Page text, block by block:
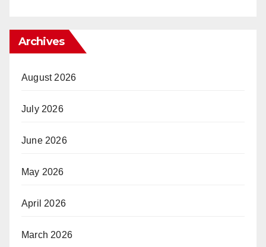
Archives
August 2026
July 2026
June 2026
May 2026
April 2026
March 2026